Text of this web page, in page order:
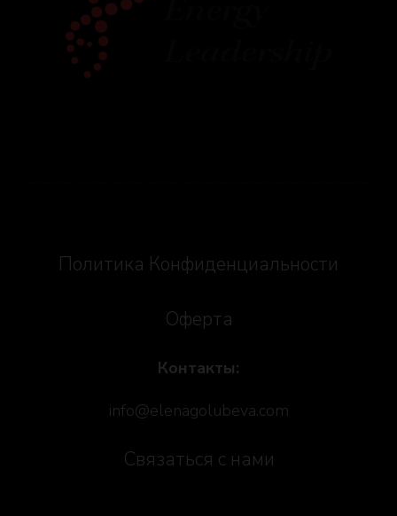
Политика Конфиденциальности
Оферта
Контакты:
info@elenagolubeva.com
Связаться с нами